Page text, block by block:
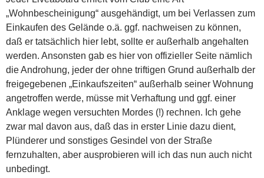
„Wohnbescheinigung“ ausgehändigt, um bei Verlassen zum
Einkaufen des Gelände o.ä. ggf. nachweisen zu können,
daß er tatsächlich hier lebt, sollte er außerhalb angehalten
werden. Ansonsten gab es hier von offizieller Seite nämlich
die Androhung, jeder der ohne triftigen Grund außerhalb der
freigegebenen „Einkaufszeiten“ außerhalb seiner Wohnung
angetroffen werde, müsse mit Verhaftung und ggf. einer
Anklage wegen versuchten Mordes (!) rechnen. Ich gehe
zwar mal davon aus, daß das in erster Linie dazu dient,
Plünderer und sonstiges Gesindel von der Straße
fernzuhalten, aber ausprobieren will ich das nun auch nicht
unbedingt.